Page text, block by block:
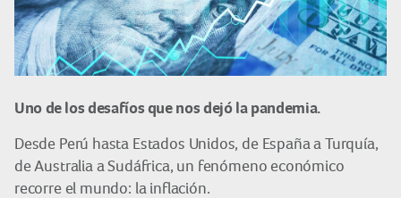
Uno de los desafíos que nos dejó la pandemia.
Desde Perú hasta Estados Unidos, de España a Turquía,
de Australia a Sudáfrica, un fenómeno económico
recorre el mundo: la inflación.